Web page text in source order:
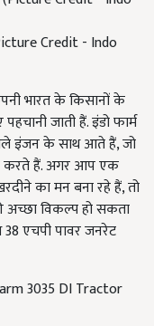
Credit - Indo
भारत के किसानों के
जाती हैं. इंडो फार्म
इंजन के साथ आते हैं, जो
हैं. अगर आप एक
का मन बना रहे हैं, तो
अच्छा विकल्प हो सकता
एचपी पावर जनरेट
3035 DI Tractor